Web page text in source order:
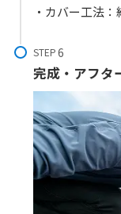
・カバー工法
STEP
完成・アフタ